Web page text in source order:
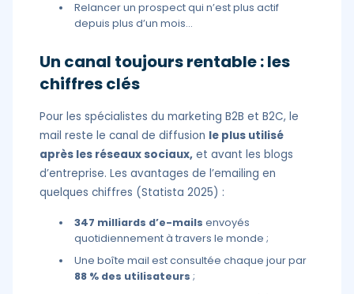
Relancer un prospect qui n’est plus actif
depuis plus d’un mois…
Un canal toujours rentable : les
chiffres clés
Pour les spécialistes du marketing B2B et B2C, le
mail reste le canal de diffusion le plus utilisé
après les réseaux sociaux, et avant les blogs
d’entreprise. Les avantages de l’emailing en
quelques chiffres (Statista 2025) :
347 milliards d’e-mails envoyés
quotidiennement à travers le monde ;
Une boîte mail est consultée chaque jour par
88 % des utilisateurs ;